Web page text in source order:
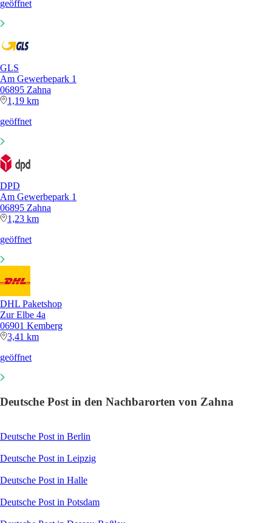
geöffnet
GLS
Am Gewerbepark 1
06895 Zahna
1,19 km
geöffnet
DPD
Am Gewerbepark 1
06895 Zahna
1,23 km
geöffnet
DHL Paketshop
Zur Elbe 4a
06901 Kemberg
3,41 km
geöffnet
Deutsche Post in den Nachbarorten von Zahna
Deutsche Post in Berlin
Deutsche Post in Leipzig
Deutsche Post in Halle
Deutsche Post in Potsdam